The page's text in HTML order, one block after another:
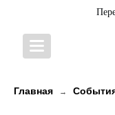
Главная →